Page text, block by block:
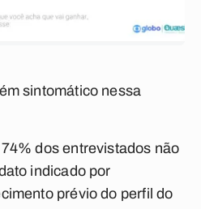
sintomático nessa
dos entrevistados não
indicado por
prévio do perfil do